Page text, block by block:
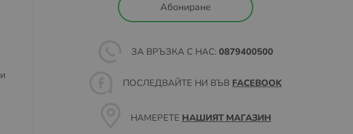
Абониране
ЗА ВРЪЗКА С НАС: 0879400500
ПОСЛЕДВАЙТЕ НИ ВЪВ FACEBOOK
НАМЕРЕТЕ НАШИЯТ МАГАЗИН